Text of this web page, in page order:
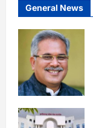
General News